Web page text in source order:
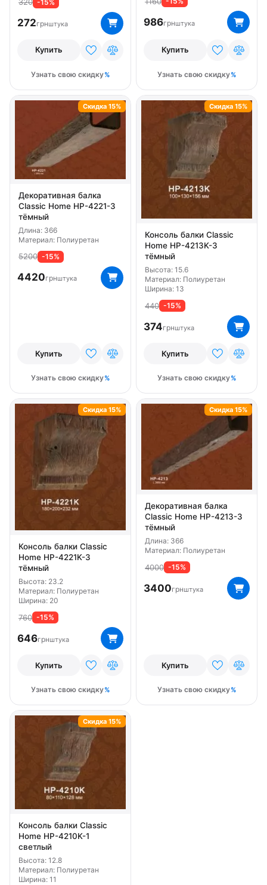
320 -15%
272грнштука
Купить
Узнать свою скидку
986грнштука
Купить
Узнать свою скидку
Декоративная балка
Classic Home HP-4221-3
тёмный
Длина: 366
Материал: Полиуретан
5200 -15%
4420грнштука
Купить
Узнать свою скидку
Скидка 15%
Консоль балки Classic
Home HP-4213K-3
тёмный
Высота: 15.6
Материал: Полиуретан
Ширина: 13
440 -15%
374грнштука
Купить
Узнать свою скидку
Скидка 15%
Консоль балки Classic
Home HP-4221K-3
тёмный
Высота: 23.2
Материал: Полиуретан
Ширина: 20
760 -15%
646грнштука
Купить
Узнать свою скидку
Скидка 15%
Декоративная балка
Classic Home HP-4213-3
тёмный
Длина: 366
Материал: Полиуретан
4000 -15%
3400грнштука
Купить
Узнать свою скидку
Скидка 15%
Консоль балки Classic
Home HP-4210K-1
светлый
Высота: 12.8
Материал: Полиуретан
Ширина: 11
Скидка 15%